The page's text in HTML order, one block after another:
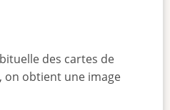
des cartes de
on obtient une image